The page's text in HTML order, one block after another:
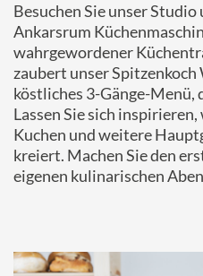
Besuchen Sie unser Studio
Ankarsrum
wahrgewordener
zaubert unser
köstliches 3-Gänge-Menü,
Lassen Sie sich
Kuchen und weitere
kreiert. Machen Sie den
eigenen kulinarischen